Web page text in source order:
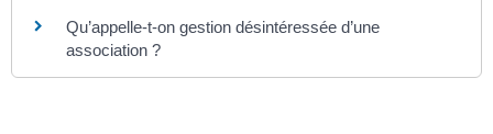
Qu’appelle-t-on gestion désintéressée d’une
association ?